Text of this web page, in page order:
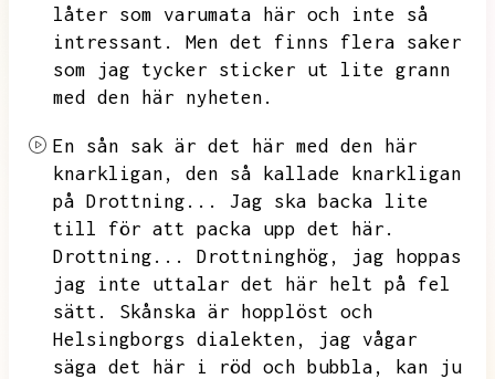
låter som varumata här och inte så
intressant.
Men det finns flera saker
som jag tycker sticker ut lite grann
med den här nyheten.
En sån sak är det här med den här
knarkligan,
den så kallade knarkligan
på Drottning...
Jag ska backa lite
till för att packa upp det här.
Drottning...
Drottninghög,
jag hoppas
jag inte uttalar det här helt på fel
sätt.
Skånska är hopplöst och
Helsingborgs dialekten,
jag vågar
säga det här i röd och bubbla,
kan ju